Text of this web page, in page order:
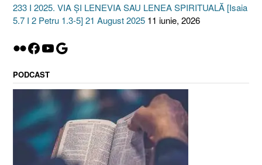
233 I 2025. VIA ȘI LENEVIA SAU LENEA SPIRITUALĂ [Isaia
5.7 I 2 Petru 1.3-5] 21 August 2025 11 iunie, 2026
Flickr
Facebook
YouTube
Google
PODCAST